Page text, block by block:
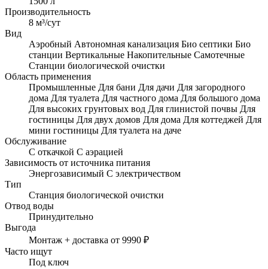
Производительность
8 м³/сут
Вид
Аэробный Автономная канализация Био септики Био
станции Вертикальные Накопительные Самотечные
Станции биологической очистки
Область применения
Промышленные Для бани Для дачи Для загородного
дома Для туалета Для частного дома Для большого дома
Для высоких грунтовых вод Для глинистой почвы Для
гостиницы Для двух домов Для дома Для коттеджей Для
мини гостиницы Для туалета на даче
Обслуживание
С откачкой С аэрацией
Зависимость от источника питания
Энергозависимый С электричеством
Тип
Станция биологической очистки
Отвод воды
Принудительно
Выгода
Монтаж + доставка от 9990 ₽
Часто ищут
Под ключ